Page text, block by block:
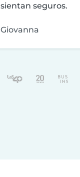
sientan seguros.
Giovanna